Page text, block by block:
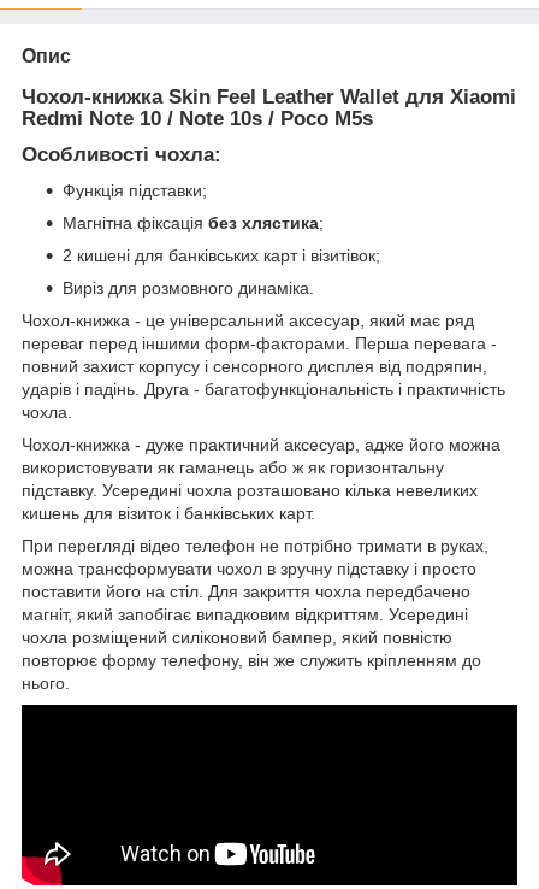
Опис
Чохол-книжка Skin Feel Leather Wallet для Xiaomi
Redmi Note 10 / Note 10s / Poco M5s
Особливості чохла:
Функція підставки;
Магнітна фіксація без хлястика;
2 кишені для банківських карт і візитівок;
Виріз для розмовного динаміка.
Чохол-книжка - це універсальний аксесуар, який має ряд
переваг перед іншими форм-факторами. Перша перевага -
повний захист корпусу і сенсорного дисплея від подряпин,
ударів і падінь. Друга - багатофункціональність і практичність
чохла.
Чохол-книжка - дуже практичний аксесуар, адже його можна
використовувати як гаманець або ж як горизонтальну
підставку. Усередині чохла розташовано кілька невеликих
кишень для візиток і банківських карт.
При перегляді відео телефон не потрібно тримати в руках,
можна трансформувати чохол в зручну підставку і просто
поставити його на стіл. Для закриття чохла передбачено
магніт, який запобігає випадковим відкриттям. Усередині
чохла розміщений силіконовий бампер, який повністю
повторює форму телефону, він же служить кріпленням до
нього.